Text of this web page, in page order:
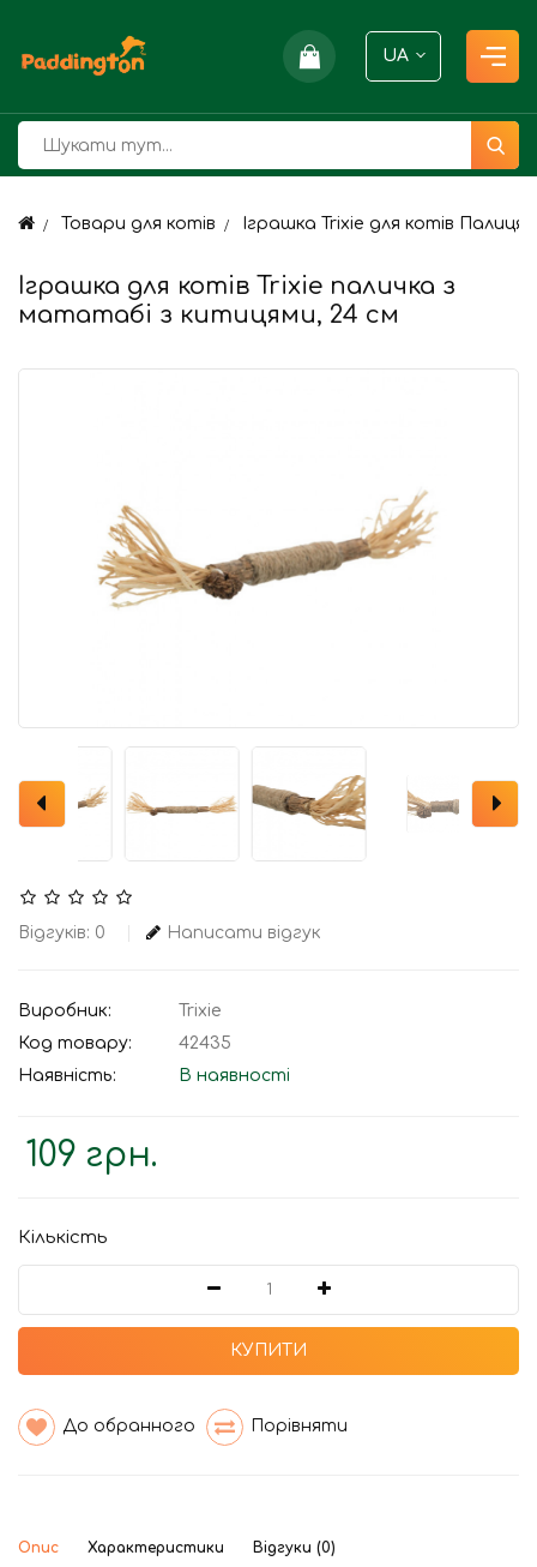
UA
Товари для котів Іграшка Trixie для котів
Іграшка для котів Trixie паличка з
мататабі з китицями, 24 см
Відгуків: 0 Написати відгук
Виробник:
Trixie
Код товару:
42435
Наявність:
В наявності
109 грн.
Кількість
КУПИТИ
До обранного Порівняти
Опис Характеристики Відгуки (0)